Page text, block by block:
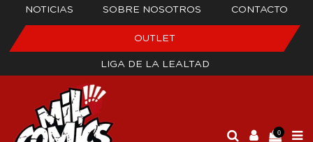
NOTICIAS SOBRE NOSOTROS CONTACTO
OUTLET
LIGA DE LA LEALTAD
0